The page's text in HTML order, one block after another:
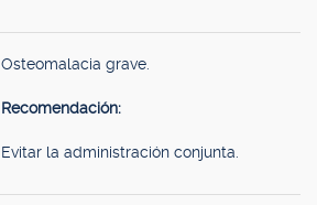
Osteomalacia grave.
Recomendación:
Evitar la administración conjunta.